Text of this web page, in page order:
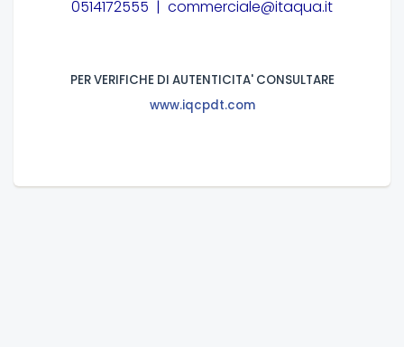
0514172555 | commerciale@itaqua.it
PER VERIFICHE DI AUTENTICITA' CONSULTARE
www.iqcpdt.com